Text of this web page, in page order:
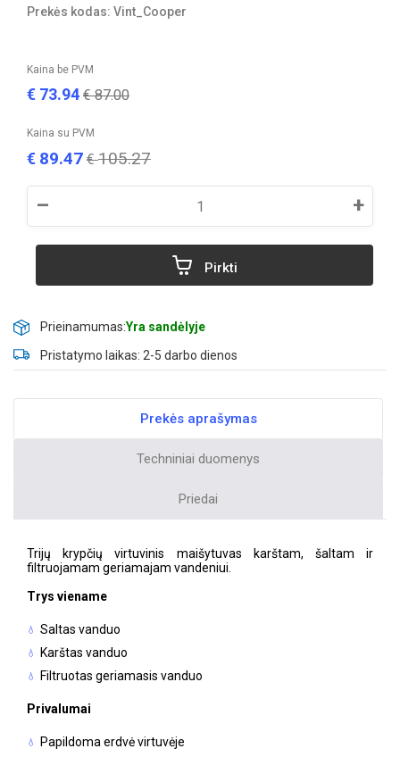
Prekės kodas: Vint_Cooper
Kaina be PVM
€ 73.94 €87.00
Kaina su PVM
€ 89.47 €105.27
– +
Pirkti
Prieinamumas:Yra sandėlyje
Pristatymo laikas: 2-5 darbo dienos
Prekės aprašymas
Techniniai duomenys
Priedai
Trijų krypčių virtuvinis maišytuvas karštam, šaltam ir
filtruojamam geriamajam vandeniui.
Trys viename
Saltas vanduo
Karštas vanduo
Filtruotas geriamasis vanduo
Privalumai
Papildoma erdvė virtuvėje